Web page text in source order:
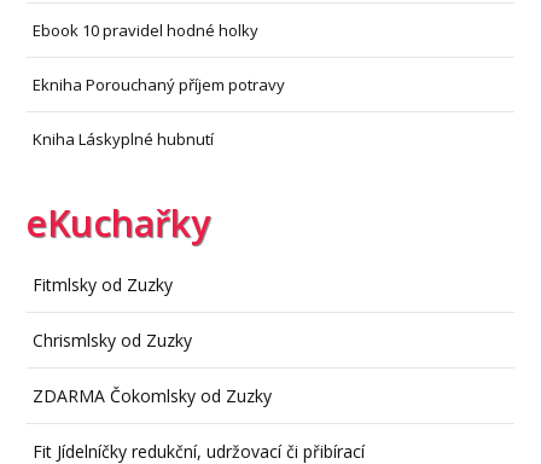
Ebook 10 pravidel hodné holky
Ekniha Porouchaný příjem potravy
Kniha Láskyplné hubnutí
eKuchařky
Fitmlsky od Zuzky
Chrismlsky od Zuzky
ZDARMA Čokomlsky od Zuzky
Fit Jídelníčky redukční, udržovací či přibírací